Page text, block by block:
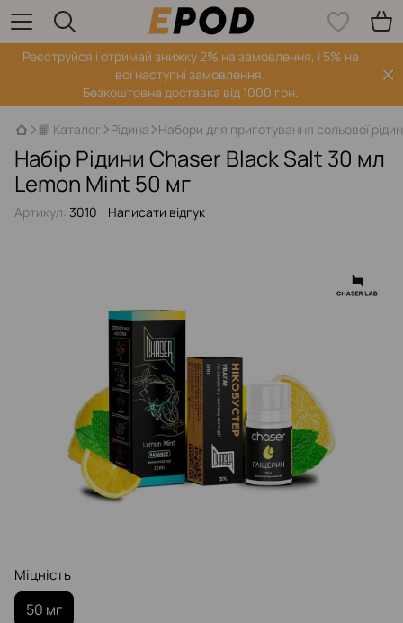
Реєструйся і отримай знижку 2% на замовлення, і 5% на
всі наступні замовлення.
Безкоштовна доставка від 1000 грн.
📙 Каталог Рідина Набори для приготування сольової
Набір Рідини Chaser Black Salt 30 мл
Lemon Mint 50 мг
Артикул: 3010 Написати відгук
Міцність
50 мг